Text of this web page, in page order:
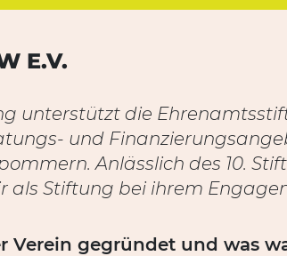
E.V.
unterstützt die
und
Anlässlich des 10.
als Stiftung bei ihrem
Verein gegründet und was